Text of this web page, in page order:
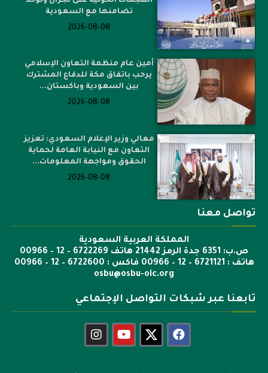
تضامنها مع السعودية
2026-08-08
أمين عام منظمة التعاون الإسلامي
يرحب باتفاق مكة للدفاع المشترك
بين السعودية وباكستان...
2026-08-08
معالي وزير الإعلام السعودي: تعزيز
التعاون مع النيابة العامة لحماية
الحقوق ومواجهة المعلومات...
2026-08-08
تواصل معنا
المملكة العربية السعودية
ص.ب: 6351 جدة الرمز 21442 هاتف 6722269 – 12 – 00966
هاتف : 6721121 – 12 – 00966 فاكس : 6722600 – 12 – 00966
osbu@osbu-oic.org
تابعنا عبر شبكات التواصل الإجتماعي